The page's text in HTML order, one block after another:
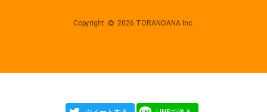
Copyright 2026 TORANOANA Inc.